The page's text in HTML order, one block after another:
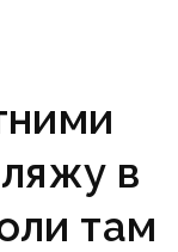
в
там